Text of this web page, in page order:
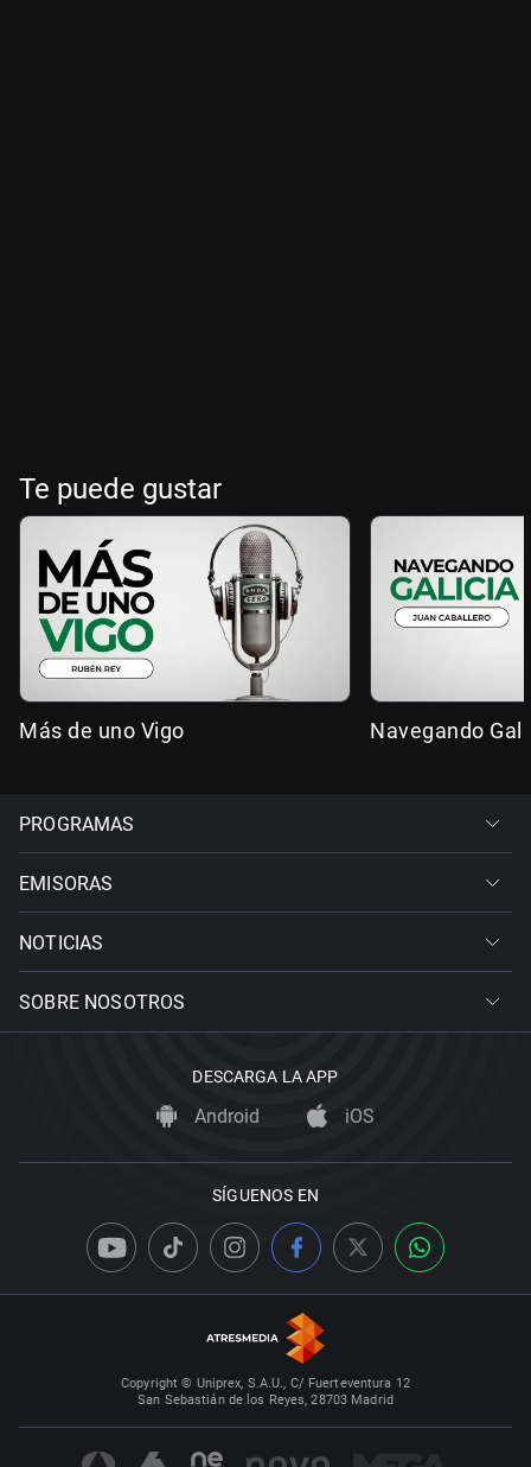
Te puede gustar
Más de uno Vigo Navegando
PROGRAMAS
EMISORAS
NOTICIAS
SOBRE NOSOTROS
DESCARGA LA APP
Android iOS
SÍGUENOS EN
Copyright © Uniprex, S.A.U., C/ Fuerteventura 12
San Sebastián de los Reyes, 28703 Madrid